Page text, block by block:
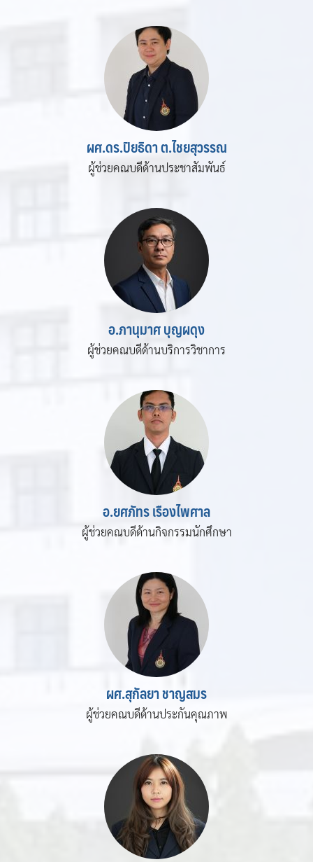
ผศ.ดร.ปิยธิดา ต.ไชยสุวรรณ
ผู้ช่วยคณบดีด้านประชาสัมพันธ์
อ.ภานุมาศ บุญผดุง
ผู้ช่วยคณบดีด้านบริการวิชาการ
อ.ยศภัทร เรืองไพศาล
ผู้ช่วยคณบดีด้านกิจกรรมนักศึกษา
ผศ.สุกัลยา ชาญสมร
ผู้ช่วยคณบดีด้านประกันคุณภาพ